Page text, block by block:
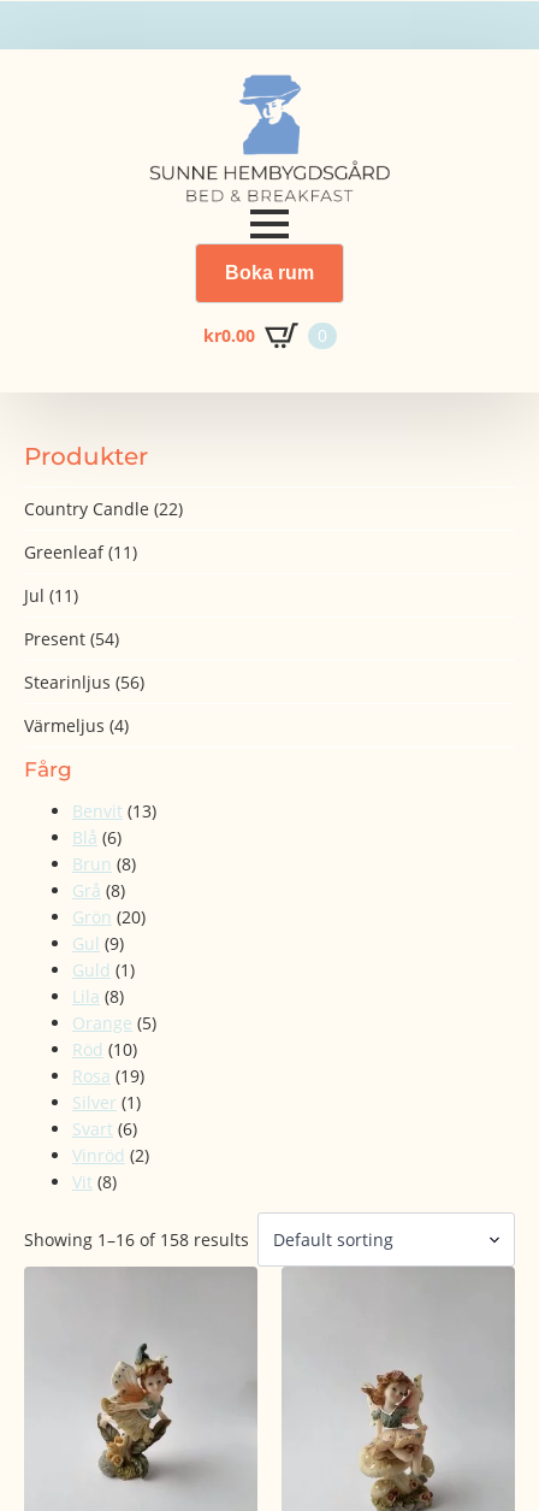
Boka rum
kr0.00 0
Produkter
Country Candle (22)
Greenleaf (11)
Jul (11)
Present (54)
Stearinljus (56)
Värmeljus (4)
Fårg
Benvit (13)
Blå (6)
Brun (8)
Grå (8)
Grön (20)
Gul (9)
Guld (1)
Lila (8)
Orange (5)
Röd (10)
Rosa (19)
Silver (1)
Svart (6)
Vinröd (2)
Vit (8)
Showing 1–16 of 158 results